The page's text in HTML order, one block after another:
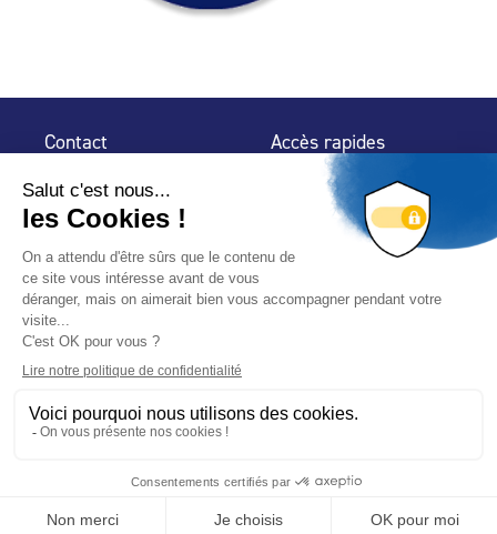
Contact
32 rue de Mogador
75 009 Paris
Accès rapides
Espace Presse
Trouver un
professionnel
Nous suivre
parHybride Conseil